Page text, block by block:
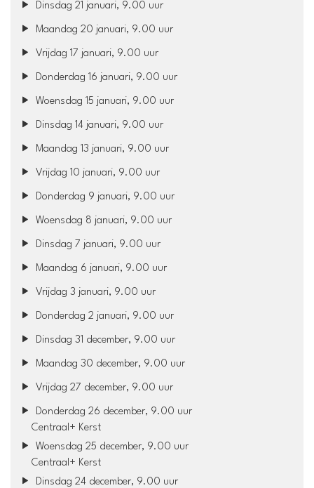
Dinsdag 21 januari, 9.00 uur
Maandag 20 januari, 9.00 uur
Vrijdag 17 januari, 9.00 uur
Donderdag 16 januari, 9.00 uur
Woensdag 15 januari, 9.00 uur
Dinsdag 14 januari, 9.00 uur
Maandag 13 januari, 9.00 uur
Vrijdag 10 januari, 9.00 uur
Donderdag 9 januari, 9.00 uur
Woensdag 8 januari, 9.00 uur
Dinsdag 7 januari, 9.00 uur
Maandag 6 januari, 9.00 uur
Vrijdag 3 januari, 9.00 uur
Donderdag 2 januari, 9.00 uur
Dinsdag 31 december, 9.00 uur
Maandag 30 december, 9.00 uur
Vrijdag 27 december, 9.00 uur
Donderdag 26 december, 9.00 uur
Centraal+ Kerst
Woensdag 25 december, 9.00 uur
Centraal+ Kerst
Dinsdag 24 december, 9.00 uur